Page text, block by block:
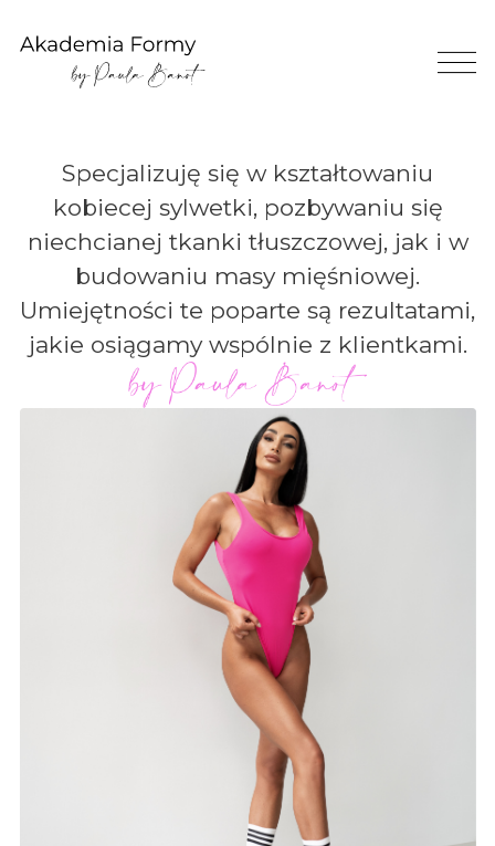
Specjalizuję się w kształtowaniu
kobiecej sylwetki, pozbywaniu się
niechcianej tkanki tłuszczowej, jak i w
budowaniu masy mięśniowej.
Umiejętności te poparte są rezultatami,
jakie osiągamy wspólnie z klientkami.